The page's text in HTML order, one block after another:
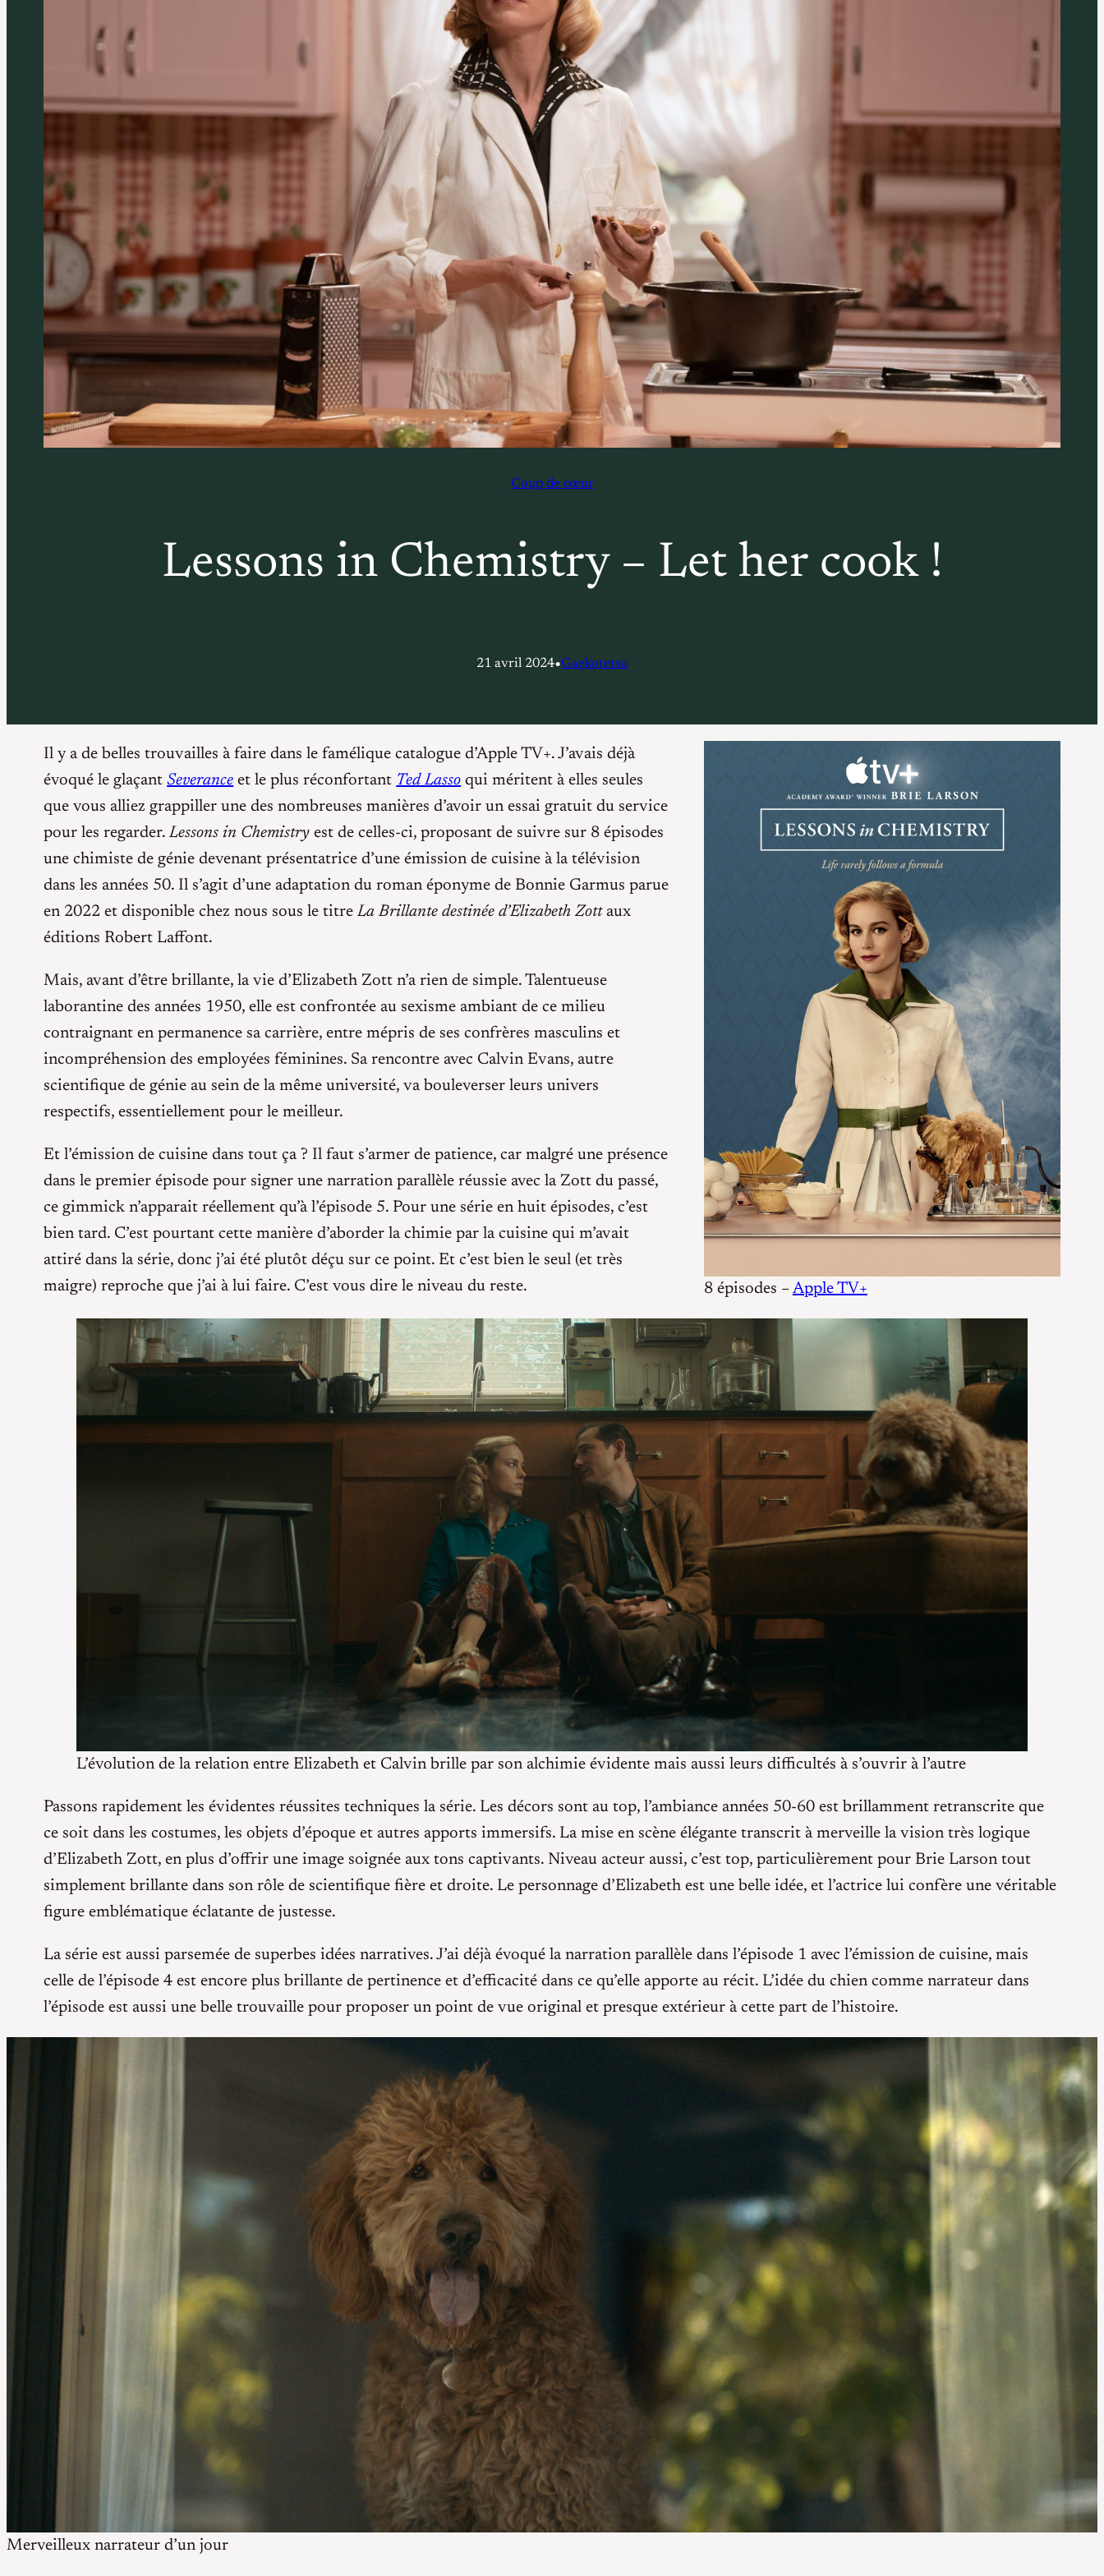
Coup de cœur
Lessons in Chemistry – Let her cook !
21 avril 2024•Gaekotetsu
8 épisodes – Apple TV+
Il y a de belles trouvailles à faire dans le famélique catalogue d’Apple TV+. J’avais déjà
évoqué le glaçantSeverance et le plus réconfortant Ted Lasso qui méritent à elles seules
que vous alliez grappiller une des nombreuses manières d’avoir un essai gratuit du service
pour les regarder.Lessons in Chemistry est de celles-ci, proposant de suivre sur 8 épisodes
une chimiste de génie devenant présentatrice d’une émission de cuisine à la télévision
dans les années 50. Il s’agit d’une adaptation du roman éponyme de Bonnie Garmus parue
en 2022 et disponible chez nous sous le titreLa Brillante destinée d’Elizabeth Zottaux
éditions Robert Laffont.
Mais, avant d’être brillante, la vie d’Elizabeth Zott n’a rien de simple. Talentueuse
laborantine des années 1950, elle est confrontée au sexisme ambiant de ce milieu
contraignant en permanence sa carrière, entre mépris de ses confrères masculins et
incompréhension des employées féminines. Sa rencontre avec Calvin Evans, autre
scientifique de génie au sein de la même université, va bouleverser leurs univers
respectifs, essentiellement pour le meilleur.
Et l’émission de cuisine dans tout ça ? Il faut s’armer de patience, car malgré une présence
dans le premier épisode pour signer une narration parallèle réussie avec la Zott du passé,
ce gimmick n’apparait réellement qu’à l’épisode 5. Pour une série en huit épisodes, c’est
bien tard. C’est pourtant cette manière d’aborder la chimie par la cuisine qui m’avait
attiré dans la série, donc j’ai été plutôt déçu sur ce point. Et c’est bien le seul (et très
maigre) reproche que j’ai à lui faire. C’est vous dire le niveau du reste.
L’évolution de la relation entre Elizabeth et Calvin brille par son alchimie évidente mais aussi leurs difficultés à s’ouvrir à l’autre
Passons rapidement les évidentes réussites techniques la série. Les décors sont au top, l’ambiance années 50-60 est brillamment retranscrite que
ce soit dans les costumes, les objets d’époque et autres apports immersifs. La mise en scène élégante transcrit à merveille la vision très logique
d’Elizabeth Zott, en plus d’offrir une image soignée aux tons captivants. Niveau acteur aussi, c’est top, particulièrement pour Brie Larson tout
simplement brillante dans son rôle de scientifique fière et droite. Le personnage d’Elizabeth est une belle idée, et l’actrice lui confère une véritable
figure emblématique éclatante de justesse.
La série est aussi parsemée de superbes idées narratives. J’ai déjà évoqué la narration parallèle dans l’épisode 1 avec l’émission de cuisine, mais
celle de l’épisode 4 est encore plus brillante de pertinence et d’efficacité dans ce qu’elle apporte au récit. L’idée du chien comme narrateur dans
l’épisode est aussi une belle trouvaille pour proposer un point de vue original et presque extérieur à cette part de l’histoire.
Merveilleux narrateur d’un jour